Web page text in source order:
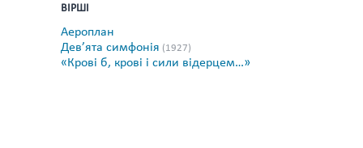
ВІРШІ
Аероплан
Дев’ята симфонія (1927)
«Крові б, крові і сили відерцем…»